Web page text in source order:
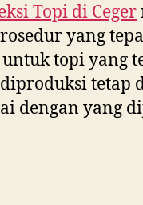
Topi di Ceger
yang
topi yang
tetap
dengan yang